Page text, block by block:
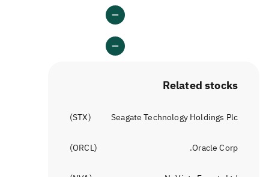
Related stocks
Seagate Technology Holdings Plc
(
STX
)
Oracle Corp.
(
ORCL
)